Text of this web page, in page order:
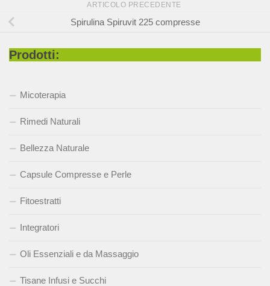
ARTICOLO PRECEDENTE
Spirulina Spiruvit 225 compresse
Prodotti:
Micoterapia
Rimedi Naturali
Bellezza Naturale
Capsule Compresse e Perle
Fitoestratti
Integratori
Oli Essenziali e da Massaggio
Tisane Infusi e Succhi